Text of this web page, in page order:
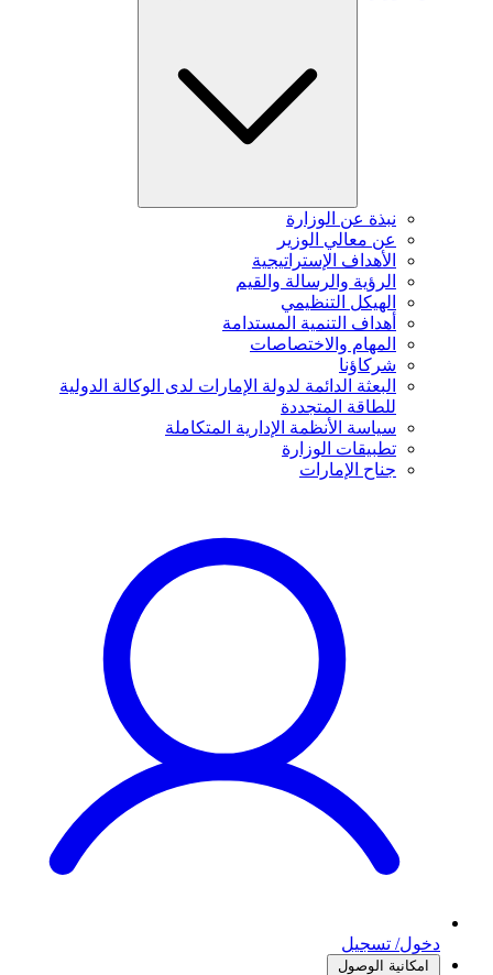
نبذة عن الوزارة
عن معالي الوزير
الأهداف الإستراتيجية
الرؤية والرسالة والقيم
الهيكل التنظيمي
أهداف التنمية المستدامة
المهام والاختصاصات
شركاؤنا
البعثة الدائمة لدولة الإمارات لدى الوكالة الدولية
للطاقة المتجددة
سياسة الأنظمة الإدارية المتكاملة
تطبيقات الوزارة
جناح الإمارات
دخول/ تسجيل
امكانية الوصول